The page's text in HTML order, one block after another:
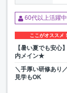
60代以上活躍中
ここがオススメ！
【暑い夏でも安心
内メイン★
＼手厚い研修あり
見学もOK